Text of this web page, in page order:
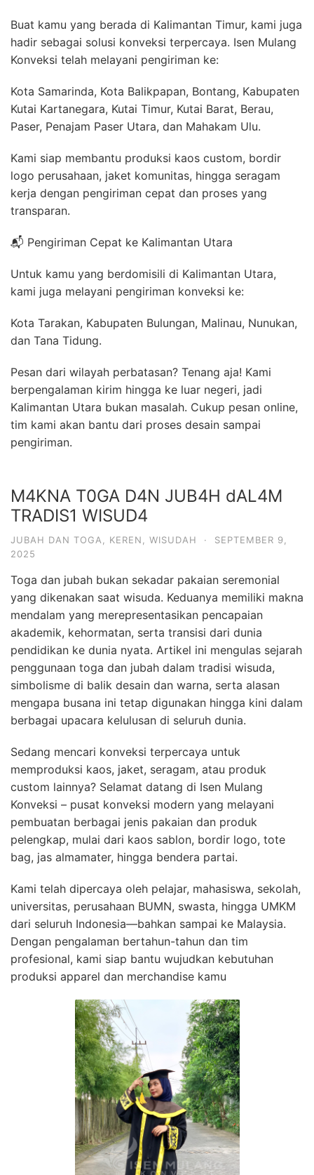
Buat kamu yang berada di Kalimantan Timur, kami juga
hadir sebagai solusi konveksi terpercaya. Isen Mulang
Konveksi telah melayani pengiriman ke:
Kota Samarinda, Kota Balikpapan, Bontang, Kabupaten
Kutai Kartanegara, Kutai Timur, Kutai Barat, Berau,
Paser, Penajam Paser Utara, dan Mahakam Ulu.
Kami siap membantu produksi kaos custom, bordir
logo perusahaan, jaket komunitas, hingga seragam
kerja dengan pengiriman cepat dan proses yang
transparan.
📬 Pengiriman Cepat ke Kalimantan Utara
Untuk kamu yang berdomisili di Kalimantan Utara,
kami juga melayani pengiriman konveksi ke:
Kota Tarakan, Kabupaten Bulungan, Malinau, Nunukan,
dan Tana Tidung.
Pesan dari wilayah perbatasan? Tenang aja! Kami
berpengalaman kirim hingga ke luar negeri, jadi
Kalimantan Utara bukan masalah. Cukup pesan online,
tim kami akan bantu dari proses desain sampai
pengiriman.
M4KNA T0GA D4N JUB4H dAL4M
TRADIS1 WISUD4
JUBAH DAN TOGA, KEREN, WISUDAH ·
SEPTEMBER 9,
2025
Toga dan jubah bukan sekadar pakaian seremonial
yang dikenakan saat wisuda. Keduanya memiliki makna
mendalam yang merepresentasikan pencapaian
akademik, kehormatan, serta transisi dari dunia
pendidikan ke dunia nyata. Artikel ini mengulas sejarah
penggunaan toga dan jubah dalam tradisi wisuda,
simbolisme di balik desain dan warna, serta alasan
mengapa busana ini tetap digunakan hingga kini dalam
berbagai upacara kelulusan di seluruh dunia.
Sedang mencari konveksi terpercaya untuk
memproduksi kaos, jaket, seragam, atau produk
custom lainnya? Selamat datang di Isen Mulang
Konveksi – pusat konveksi modern yang melayani
pembuatan berbagai jenis pakaian dan produk
pelengkap, mulai dari kaos sablon, bordir logo, tote
bag, jas almamater, hingga bendera partai.
Kami telah dipercaya oleh pelajar, mahasiswa, sekolah,
universitas, perusahaan BUMN, swasta, hingga UMKM
dari seluruh Indonesia—bahkan sampai ke Malaysia.
Dengan pengalaman bertahun-tahun dan tim
profesional, kami siap bantu wujudkan kebutuhan
produksi apparel dan merchandise kamu